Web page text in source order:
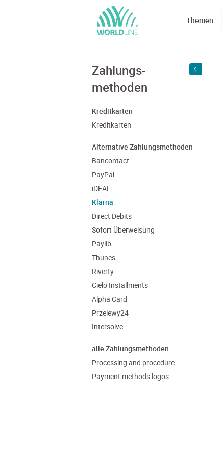
Themen
Zahlungs-
methoden
Kreditkarten
Kreditkarten
Alternative Zahlungsmethoden
Bancontact
PayPal
iDEAL
Klarna
Direct Debits
Sofort Überweisung
Paylib
Thunes
Riverty
Cielo Installments
Alpha Card
Przelewy24
Intersolve
alle Zahlungsmethoden
Processing and procedure
Payment methods logos